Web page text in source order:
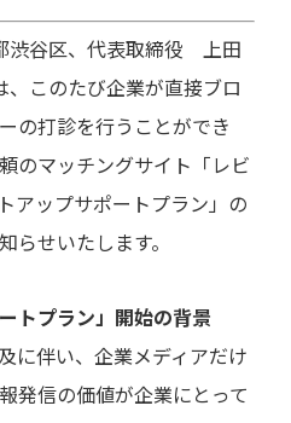
渋谷区、代表取締役 上田
、このたび企業が直接ブロ
の打診を行うことができ
のマッチングサイト「レビ
アップサポートプラン」の
らせいたします。
トプラン」開始の背景
に伴い、企業メディアだけ
発信の価値が企業にとって